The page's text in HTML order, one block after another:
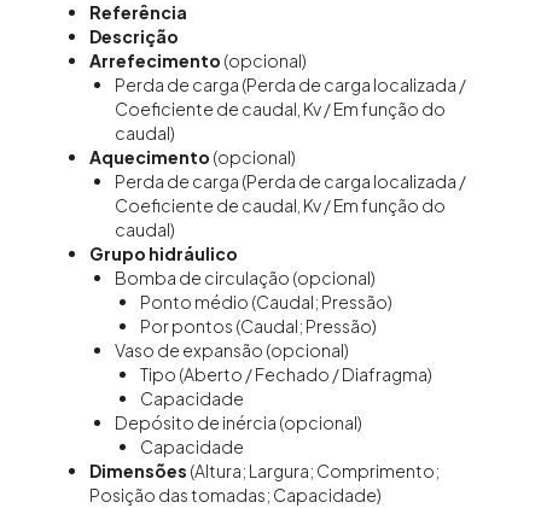
Referência
Descrição
Arrefecimento (opcional)
Perda de carga (Perda de carga localizada /
Coeficiente de caudal, Kv / Em função do
caudal)
Aquecimento (opcional)
Perda de carga (Perda de carga localizada /
Coeficiente de caudal, Kv / Em função do
caudal)
Grupo hidráulico
Bomba de circulação (opcional)
Ponto médio (Caudal; Pressão)
Por pontos (Caudal; Pressão)
Vaso de expansão (opcional)
Tipo (Aberto / Fechado / Diafragma)
Capacidade
Depósito de inércia (opcional)
Capacidade
Dimensões (Altura; Largura; Comprimento;
Posição das tomadas; Capacidade)